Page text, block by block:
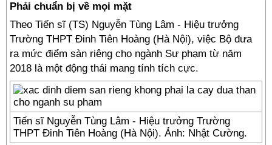
Phải chuẩn bị về mọi mặt
Theo Tiến sĩ (TS) Nguyễn Tùng Lâm - Hiệu trưởng
Trường THPT Đinh Tiên Hoàng (Hà Nội), việc Bộ đưa
ra mức điểm sàn riêng cho ngành Sư phạm từ năm
2018 là một động thái mang tính tích cực.
Tiến sĩ Nguyễn Tùng Lâm - Hiệu trưởng Trường
THPT Đinh Tiên Hoàng (Hà Nội). Ảnh: Nhật Cường.